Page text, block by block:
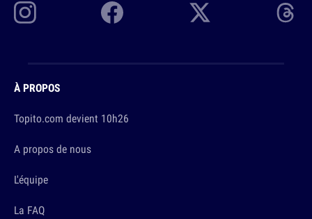
À PROPOS
Topito.com devient 10h26
A propos de nous
L'équipe
La FAQ